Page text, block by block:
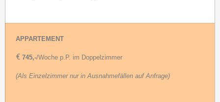
APPARTEMENT
€ 745,-/Woche p.P. im Doppelzimmer
(Als Einzelzimmer nur in Ausnahmefällen auf Anfrage)